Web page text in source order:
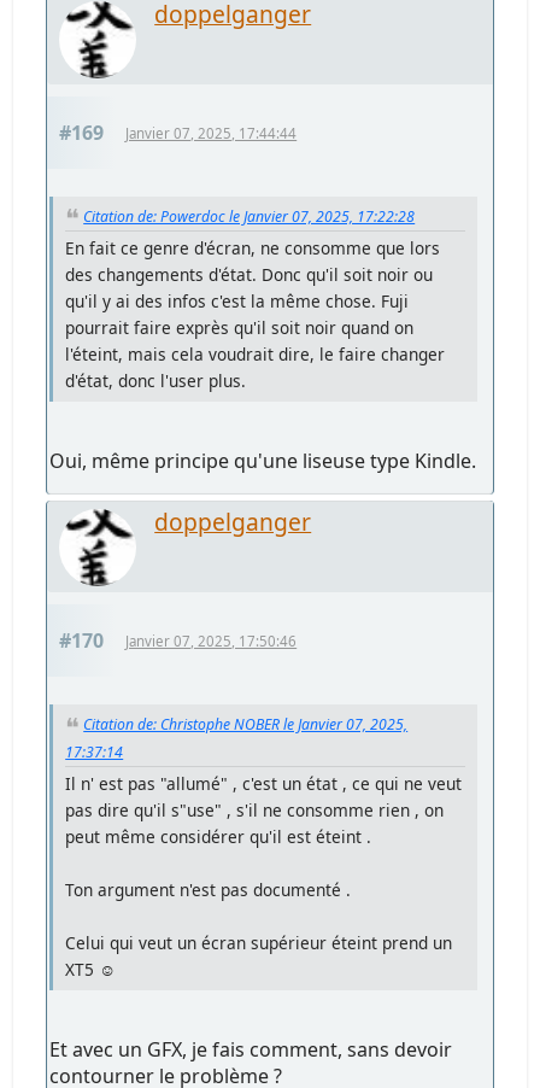
doppelganger
#169 Janvier 07, 2025, 17:44:44
Citation de: Powerdoc le Janvier 07, 2025, 17:22:28
En fait ce genre d'écran, ne consomme que lors
des changements d'état. Donc qu'il soit noir ou
qu'il y ai des infos c'est la même chose. Fuji
pourrait faire exprès qu'il soit noir quand on
l'éteint, mais cela voudrait dire, le faire changer
d'état, donc l'user plus.
Oui, même principe qu'une liseuse type Kindle.
doppelganger
#170 Janvier 07, 2025, 17:50:46
Citation de: Christophe NOBER le Janvier 07, 2025,
17:37:14
Il n' est pas "allumé" , c'est un état , ce qui ne veut
pas dire qu'il s"use" , s'il ne consomme rien , on
peut même considérer qu'il est éteint .
Ton argument n'est pas documenté .
Celui qui veut un écran supérieur éteint prend un
XT5 ☺️
Et avec un GFX, je fais comment, sans devoir
contourner le problème ?